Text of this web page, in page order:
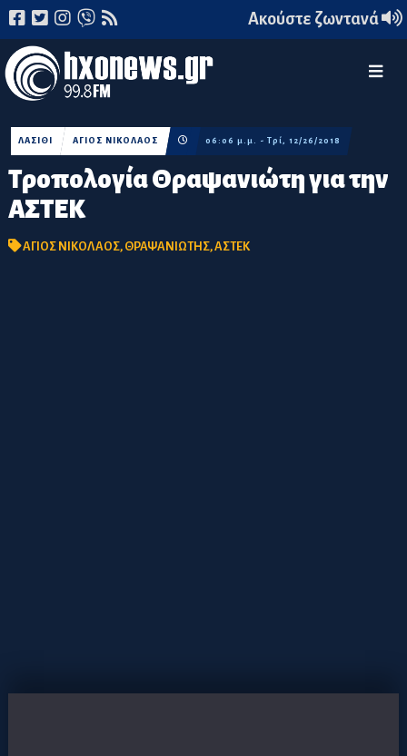
Ακούστε ζωντανά
Τροπολογία Θραψανιώτη για την
ΑΣΤΕΚ
ΛΑΣΙΘΙ ΑΓΙΟΣ ΝΙΚΟΛΑΟΣ 06:06 μ.μ. - Τρί, 12/26/2018
ΑΓΙΟΣ ΝΙΚΟΛΑΟΣ, ΘΡΑΨΑΝΙΩΤΗΣ,ΑΣΤΕΚ